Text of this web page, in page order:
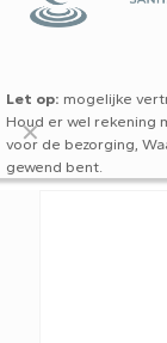
Let op: mogelijke
Houd er wel rekening
voor de bezorging,
gewend bent.
✕